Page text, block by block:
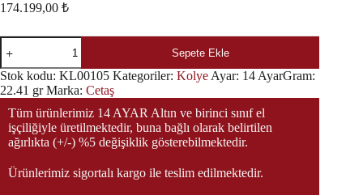
174.199,00 ₺
Sepete Ekle
Stok kodu: KL00105 Kategoriler: Kolye Ayar: 14 AyarGram:
22.41 gr Marka: Cetaş
Tüm ürünlerimiz 14 AYAR Altın ve birinci sınıf el
işçiliğiyle üretilmektedir, buna bağlı olarak belirtilen
ağırlıkta (+/-) %5 değişiklik gösterebilmektedir.
Ürünlerimiz sigortalı kargo ile teslim edilmektedir.